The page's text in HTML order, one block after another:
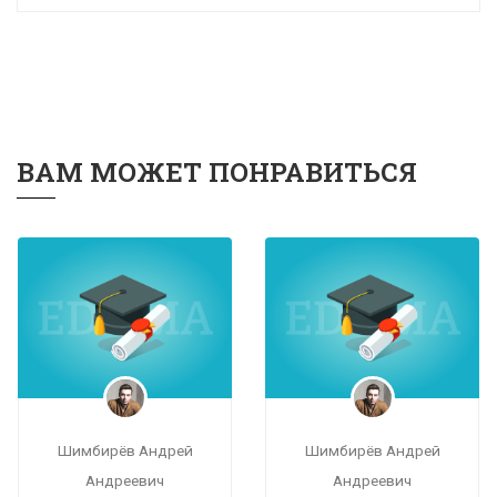
ВАМ МОЖЕТ ПОНРАВИТЬСЯ
Шимбирёв Андрей
Андреевич
Шимбирёв Андрей
Андреевич